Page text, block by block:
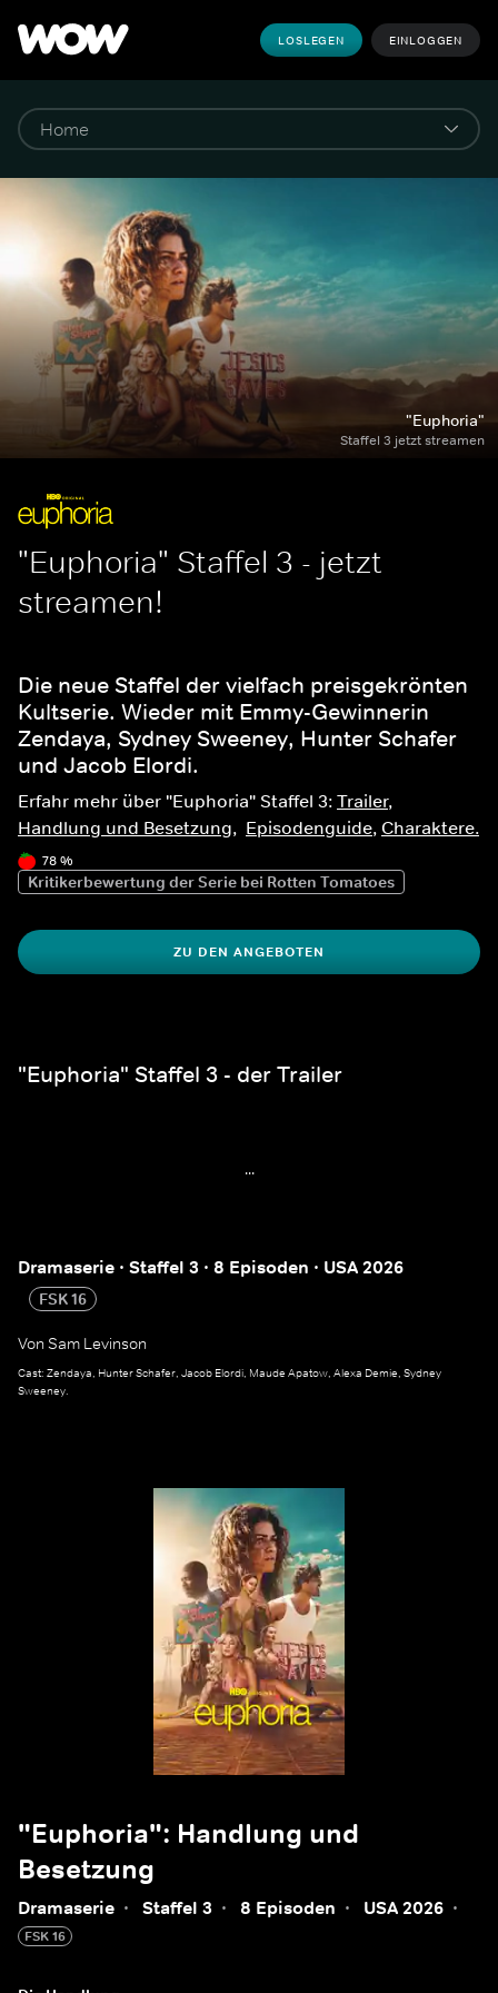
LOSLEGEN EINLOGGEN
"Euphoria"
Staffel 3 jetzt streamen
"Euphoria" Staffel 3 - jetzt
streamen!
Die neue Staffel der vielfach preisgekrönten
Kultserie. Wieder mit Emmy-Gewinnerin
Zendaya, Sydney Sweeney, Hunter Schafer
und Jacob Elordi.
Erfahr mehr über "Euphoria" Staffel 3: Trailer,
Handlung und Besetzung, Episodenguide, Charaktere.
78 %
Kritikerbewertung der Serie bei Rotten Tomatoes
ZU DEN ANGEBOTEN
Dramaserie · Staffel 3 · 8 Episoden · USA 2026
FSK 16
Von Sam Levinson
Cast: Zendaya, Hunter Schafer, Jacob Elordi, Maude Apatow, Alexa Demie, Sydney
Sweeney.
...
"Euphoria" Staffel 3 - der Trailer
"Euphoria": Handlung und
Besetzung
Dramaserie · Staffel 3 · 8 Episoden · USA 2026 ·
FSK 16